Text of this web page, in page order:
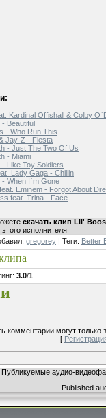
Kardinal Offishall & Colby
- Beautiful
- Who Run This
Jay-Z - Fiesta
- Just The Two Of Us
- Miami
- Like Toy Soldiers
Lady Gaga - Chillin
- When I`m Gone
Eminem - Forgot About Dre
feat. Trina - Face
скачать клип Lil'
исполнителя
: gregorey | Теги: Better
: 3.0/1
комментарии могут только
[
Публикуемые аудио-
Published